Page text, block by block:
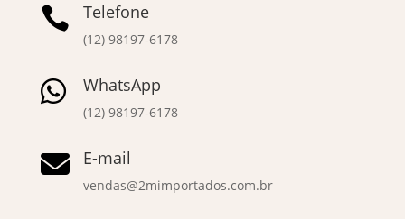
 Telefone
(12) 98197-6178
 WhatsApp
(12) 98197-6178
 E-mail
vendas@2mimportados.com.br